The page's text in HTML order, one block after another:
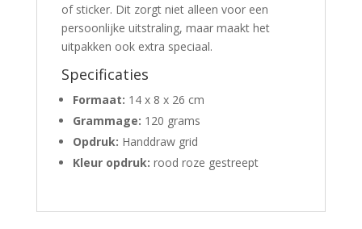
of sticker. Dit zorgt niet alleen voor een
persoonlijke uitstraling, maar maakt het
uitpakken ook extra speciaal.
Specificaties
Formaat: 14 x 8 x 26 cm
Grammage: 120 grams
Opdruk: Handdraw grid
Kleur opdruk: rood roze gestreept